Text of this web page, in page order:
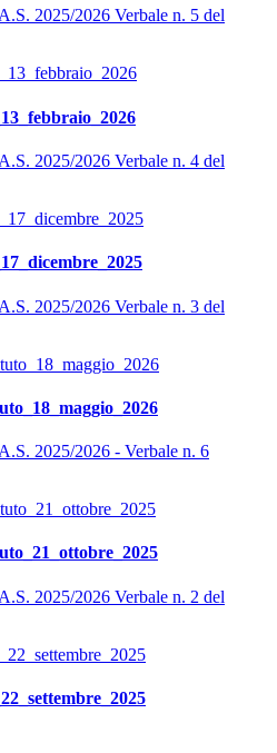
2025/2026 Verbale n. 5 del
2025/2026 Verbale n. 4 del
2025/2026 Verbale n. 3 del
2025/2026 - Verbale n. 6
2025/2026 Verbale n. 2 del